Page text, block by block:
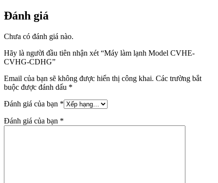
Đánh giá
Chưa có đánh giá nào.
Hãy là người đầu tiên nhận xét “Máy làm lạnh Model CVHE-
CVHG-CDHG”
Email của bạn sẽ không được hiển thị công khai. Các trường bắt
buộc được đánh dấu *
Đánh giá của bạn *
Đánh giá của bạn *